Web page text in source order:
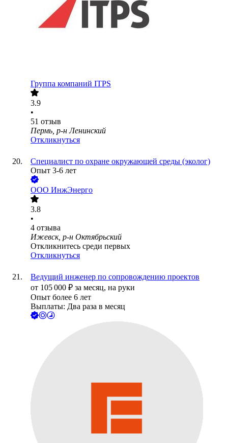
Группа компаний ITPS
3.9
•
51 отзыв
Пермь, р-н Ленинский
Откликнуться
Специалист по охране окружающей среды (эколог)
Опыт 3-6 лет
ООО ИнжЭнерго
3.8
•
4 отзыва
Ижевск, р-н Октябрьский
Откликнитесь среди первых
Откликнуться
Ведущий инженер по сопровождению проектов
от 105 000 ₽ за месяц, на руки
Опыт более 6 лет
Выплаты: Два раза в месяц